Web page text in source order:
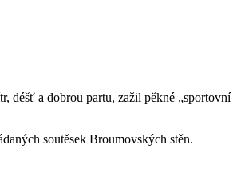
déšť a dobrou partu, zažil pěkné „sportovní
soutěsek Broumovských stěn.